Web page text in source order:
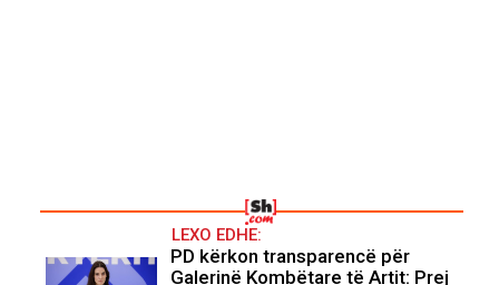
LEXO EDHE:
PD kërkon transparencë për
Galerinë Kombëtare të Artit: Prej